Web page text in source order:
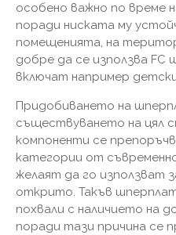
особено важно по време
поради ниската му
помещенията, на
добре да се използва
включат например
Придобиването на
съществуването на цял
компоненти се
категории от
желаят да го използват
открито. Такъв
похвали с наличието на
поради тази причина се